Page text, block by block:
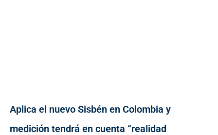
Aplica el nuevo Sisbén en Colombia y
medición tendrá en cuenta “realidad